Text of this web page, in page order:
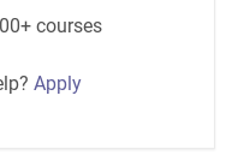
courses
Apply